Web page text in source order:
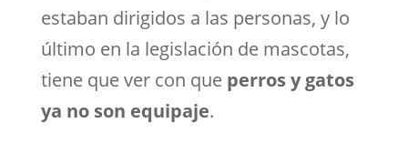
estaban dirigidos a las personas, y lo
último en la legislación de mascotas,
tiene que ver con que perros y gatos
ya no son equipaje.